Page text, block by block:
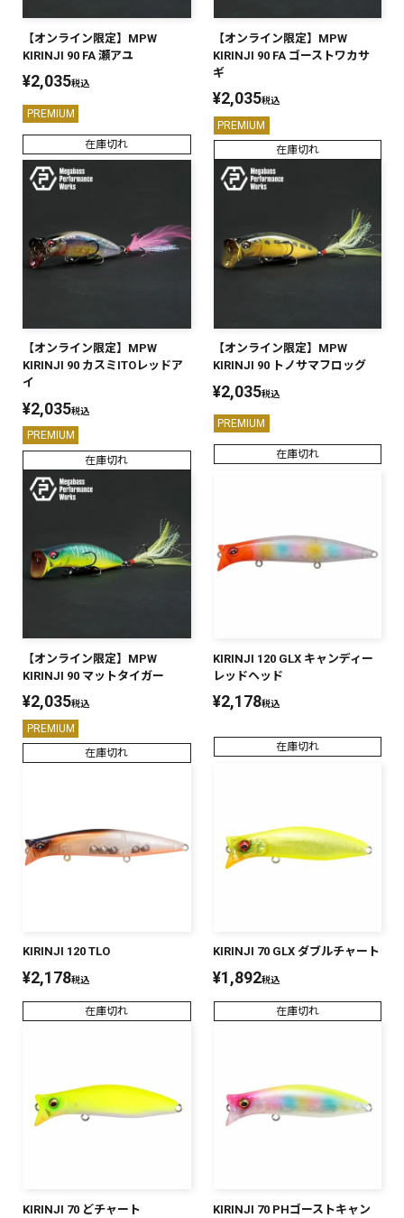
【オンライン限定】MPW
KIRINJI 90 FA 瀬アユ
¥2,035税込
PREMIUM
在庫切れ
【オンライン限定】MPW
KIRINJI 90 FA ゴーストワカサ
ギ
¥2,035税込
PREMIUM
在庫切れ
【オンライン限定】MPW
KIRINJI 90 カスミITOレッドア
イ
¥2,035税込
PREMIUM
在庫切れ
【オンライン限定】MPW
KIRINJI 90 トノサマフロッグ
¥2,035税込
PREMIUM
在庫切れ
【オンライン限定】MPW
KIRINJI 90 マットタイガー
¥2,035税込
PREMIUM
在庫切れ
KIRINJI 120 GLX キャンディー
レッドヘッド
¥2,178税込
在庫切れ
KIRINJI 120 TLO
¥2,178税込
在庫切れ
KIRINJI 70 GLX ダブルチャート
¥1,892税込
在庫切れ
KIRINJI 70 どチャート
KIRINJI 70 PHゴーストキャン